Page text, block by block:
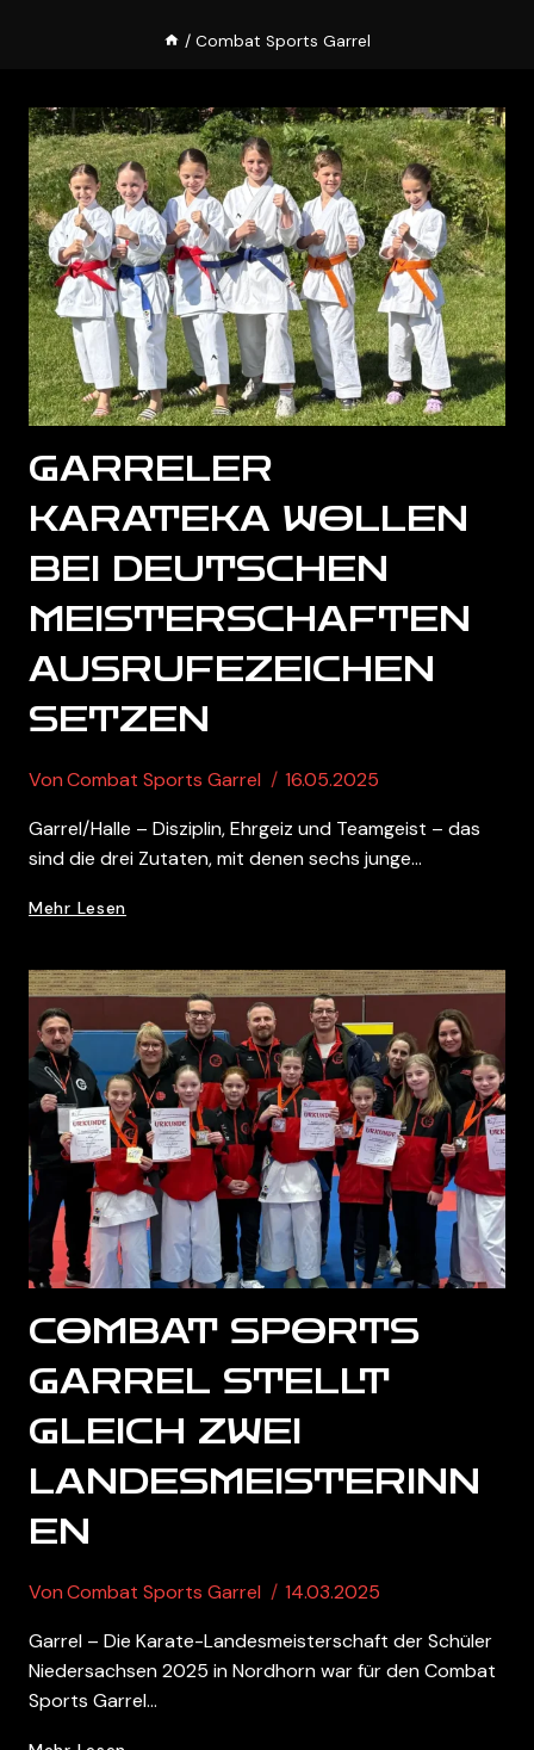
/ Combat Sports Garrel
GARRELER
KARATEKA WOLLEN
BEI DEUTSCHEN
MEISTERSCHAFTEN
AUSRUFEZEICHEN
SETZEN
VonCombat Sports Garrel
16.05.2025
Garrel/Halle – Disziplin, Ehrgeiz und Teamgeist – das
sind die drei Zutaten, mit denen sechs junge…
Mehr Lesen
Bei
Deutschen
Meisterschaften
Ausrufezeichen
Setzen
COMBAT SPORTS
GARREL STELLT
GLEICH ZWEI
LANDESMEISTERINN
EN
VonCombat Sports Garrel
14.03.2025
Garrel – Die Karate-Landesmeisterschaft der Schüler
Niedersachsen 2025 in Nordhorn war für den Combat
Sports Garrel…